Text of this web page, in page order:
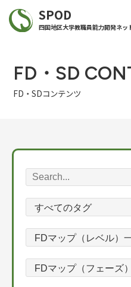
SPOD
四国地区大学教職員能力開発ネッ
FD・SD
FD・SDコンテンツ